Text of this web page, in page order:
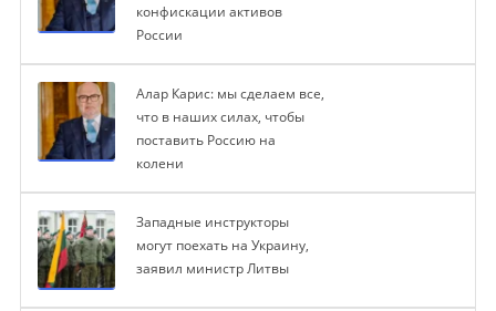
конфискации активов
России
Алар Карис: мы сделаем все,
что в наших силах, чтобы
поставить Россию на
колени
Западные инструкторы
могут поехать на Украину,
заявил министр Литвы